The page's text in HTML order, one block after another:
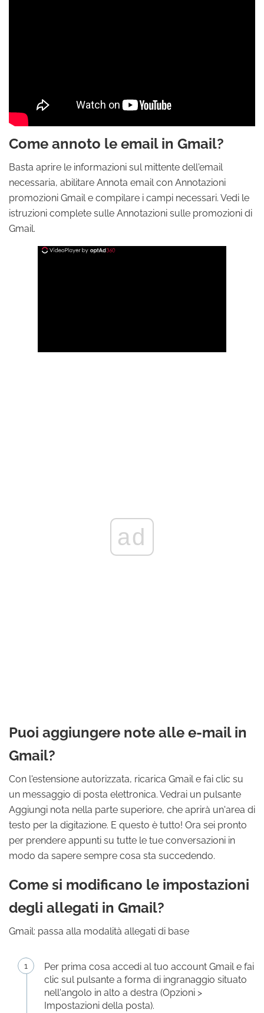
Come annoto le email in Gmail?
Basta aprire le informazioni sul mittente dell'email
necessaria, abilitare Annota email con Annotazioni
promozioni Gmail e compilare i campi necessari. Vedi le
istruzioni complete sulle Annotazioni sulle promozioni di
Gmail.
ad
Puoi aggiungere note alle e-mail in
Gmail?
Con l'estensione autorizzata, ricarica Gmail e fai clic su
un messaggio di posta elettronica. Vedrai un pulsante
Aggiungi nota nella parte superiore, che aprirà un'area di
testo per la digitazione. E questo è tutto! Ora sei pronto
per prendere appunti su tutte le tue conversazioni in
modo da sapere sempre cosa sta succedendo.
Come si modificano le impostazioni
degli allegati in Gmail?
Gmail: passa alla modalità allegati di base
Per prima cosa accedi al tuo account Gmail e fai
clic sul pulsante a forma di ingranaggio situato
nell'angolo in alto a destra (Opzioni >
Impostazioni della posta).